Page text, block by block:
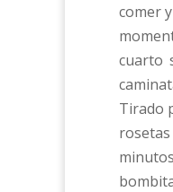
comer
cuarto
Tirado